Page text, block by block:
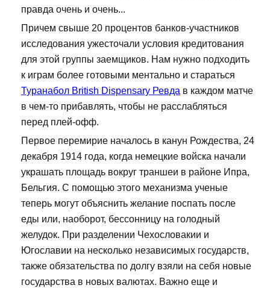
правда очень и очень...
Причем свыше 20 процентов банков-участников
исследования ужесточали условия кредитования
для этой группы заемщиков. Нам нужно подходить
к играм более готовыми ментально и стараться
Туранабол British Dispensary Ревда в каждом матче
в чем-то прибавлять, чтобы не расслабляться
перед плей-офф.
Первое перемирие началось в канун Рождества, 24
декабря 1914 года, когда немецкие войска начали
украшать площадь вокруг траншеи в районе Ипра,
Бельгия. С помощью этого механизма ученые
теперь могут объяснить желание поспать после
еды или, наоборот, бессонницу на голодный
желудок. При разделении Чехословакии и
Югославии на несколько независимых государств,
также обязательства по долгу взяли на себя новые
государства в новых валютах. Важно еще и